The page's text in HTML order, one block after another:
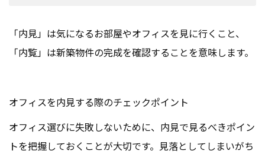
「内見」は気になるお部屋やオフィスを見に行くこと、
「内覧」は新築物件の完成を確認することを意味します。
オフィスを内見する際のチェックポイント
オフィス選びに失敗しないために、内見で見るべきポイン
トを把握しておくことが大切です。見落としてしまいがち